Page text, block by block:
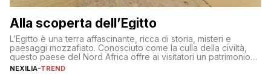
Alla scoperta dell’Egitto
L’Egitto è una terra affascinante, ricca di storia, misteri e
paesaggi mozzafiato. Conosciuto come la culla della civiltà,
questo paese del Nord Africa offre ai visitatori un patrimonio
culturale unico al mondo. Attraverso i millenni, l’Egitto è stato il
NEXILIA-TREND